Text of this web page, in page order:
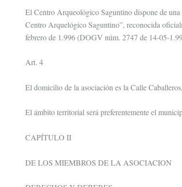
El Centro Arqueológico Saguntino dispone de
Centro Arquelógico Saguntino”, reconocida
febrero de 1.996 (DOGV núm. 2747 de 14-05-
Art. 4
El domicilio de la asociación es la Calle
El ámbito territorial será preferentemente el
CAPÍTULO II
DE LOS MIEMBROS DE LA ASOCIACION